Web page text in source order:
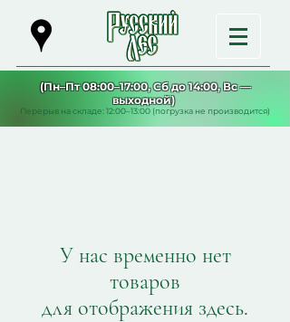
(Пн–Пт 08:00–17:00, Сб до 14:00, Вс —
выходной)
Перерыв на складе: 12:00–13:00 (погрузка не производится)
У нас временно нет
товаров
для отображения здесь.